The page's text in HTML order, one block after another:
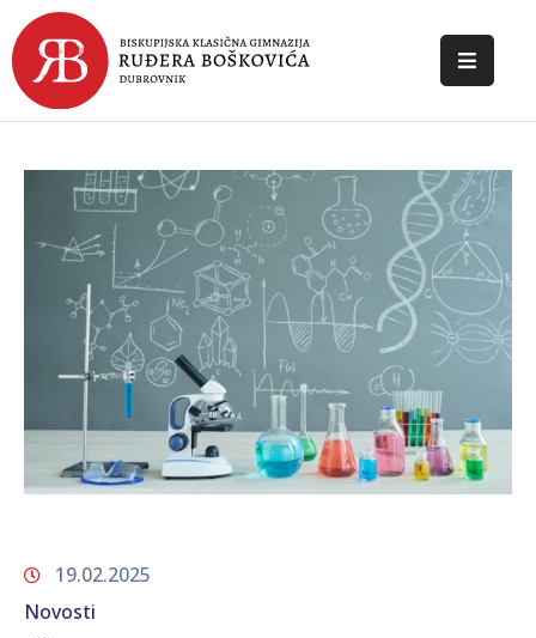
POČETNA
DOKUMENTI
NOVOSTI
KONTAKT
19.02.2025
Novosti